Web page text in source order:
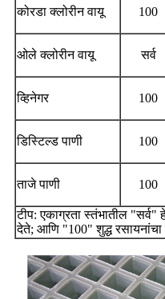
कोरडा क्लोरीन वायू 100
ओले क्लोरीन वायू सर्व
व्हिनेगर 100
डिस्टिल्ड पाणी 100
ताजे पाणी 100
टीप: एकाग्रता स्तंभातील
देते; आणि "100" शुद्ध रसायनांचा